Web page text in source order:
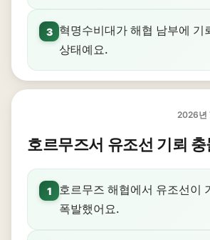
3
혁명수비대가 해협 남부에 기
상태예요.
2026년
호르무즈서 유조선 기뢰
1
호르무즈 해협에서 유조선이
폭발했어요.